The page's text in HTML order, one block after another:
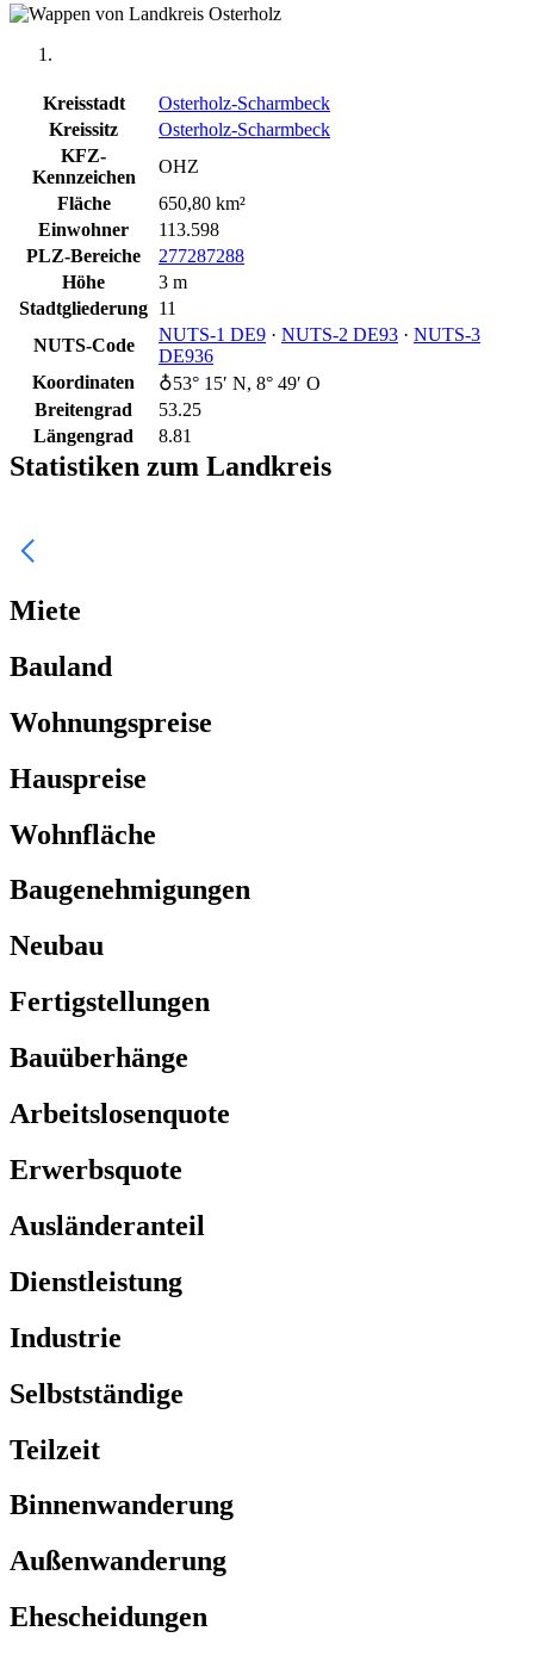
Kreisstadt
Osterholz-Scharmbeck
Kreissitz
Osterholz-Scharmbeck
KFZ-
Kennzeichen
OHZ
Fläche
650,80 km²
Einwohner
113.598
PLZ-Bereiche
277287288
Höhe
3 m
Stadtgliederung 11
NUTS-Code
NUTS‑1 DE9 · NUTS‑2 DE93 · NUTS‑3
DE936
Koordinaten
♁53° 15′ N, 8° 49′ O
Breitengrad
53.25
Längengrad
8.81
Statistiken zum Landkreis
Miete
Bauland
Wohnungspreise
Hauspreise
Wohnfläche
Baugenehmigungen
Neubau
Fertigstellungen
Bauüberhänge
Arbeitslosenquote
Erwerbsquote
Ausländeranteil
Dienstleistung
Industrie
Selbstständige
Teilzeit
Binnenwanderung
Außenwanderung
Ehescheidungen